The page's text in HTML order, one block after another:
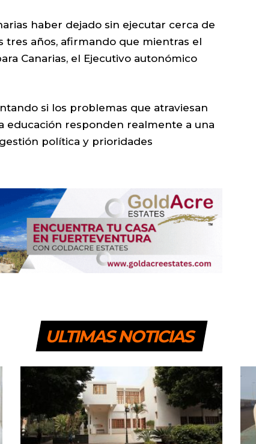
haber dejado sin ejecutar cerca de
tres años, afirmando que mientras el
Canarias, el Ejecutivo autonómico
si los problemas que atraviesan
educación responden realmente a una
política y prioridades
ULTIMAS NOTICIAS